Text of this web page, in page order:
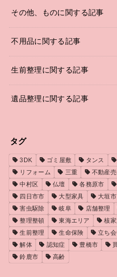
その他、ものに関する記事
不用品に関する記事
生前整理に関する記事
遺品整理に関する記事
タグ
3DK ゴミ屋敷 タンス
リフォーム
三重 不動産
中村区
仏壇 各務原市
四日市市
大型家具 大垣市
害虫駆除
岐阜 店舗整理
整理整頓
東海エリア 核
生前整理
生命保険 立ち
解体
認知症 豊橋市
鈴鹿市
高齢